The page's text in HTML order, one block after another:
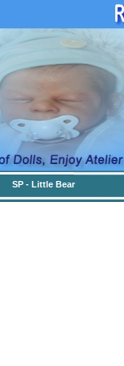
SP - Little Bear